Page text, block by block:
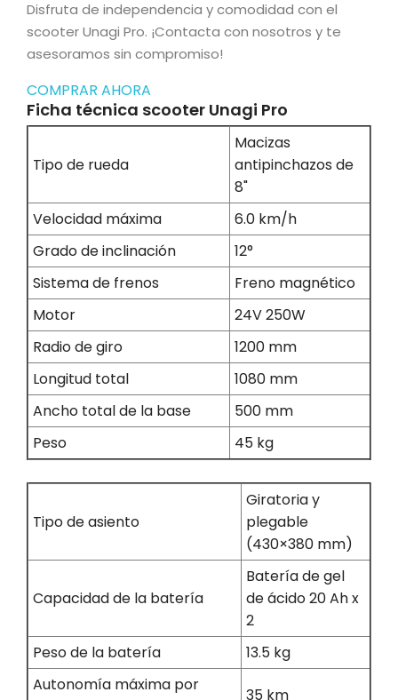
Disfruta de independencia y comodidad con el
scooter Unagi Pro. ¡Contacta con nosotros y te
asesoramos sin compromiso!
COMPRAR AHORA
Ficha técnica scooter Unagi Pro
Tipo de rueda
Macizas
antipinchazos de
8"
Velocidad máxima
6.0 km/h
Grado de inclinación
12°
Sistema de frenos
Freno magnético
Motor
24V 250W
Radio de giro
1200 mm
Longitud total
1080 mm
Ancho total de la base
500 mm
Peso
45 kg
Tipo de asiento
Giratoria y
plegable
(430×380 mm)
Capacidad de la batería
Batería de gel
de ácido 20 Ah x
2
Peso de la batería
13.5 kg
Autonomía máxima por
35 km